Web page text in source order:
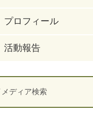
プロフィール
活動報告